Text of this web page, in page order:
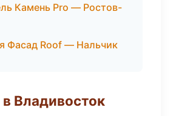
Камень Pro — Ростов-
Фасад Roof — Нальчик
Владивосток